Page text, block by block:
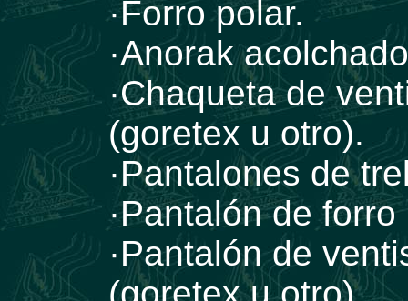
·Forro polar.
·Anorak
·Chaqueta de
(goretex u otro).
·Pantalones de
·Pantalón de forro
·Pantalón de